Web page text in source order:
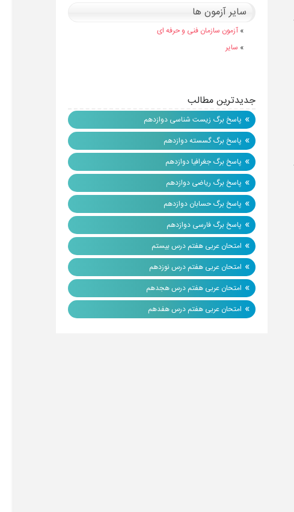
سایر آزمون ها
» آزمون سازمان فنی و حرفه ای
» سایر
جدیدترین مطالب
» پاسخ برگ زیست شناسی دوازدهم
» پاسخ برگ گسسته دوازدهم
» پاسخ برگ جغرافیا دوازدهم
» پاسخ برگ ریاضی دوازدهم
» پاسخ برگ حسابان دوازدهم
» پاسخ برگ فارسی دوازدهم
» امتحان عربی هفتم درس بیستم
» امتحان عربی هفتم درس نوزدهم
» امتحان عربی هفتم درس هجدهم
» امتحان عربی هفتم درس هفدهم